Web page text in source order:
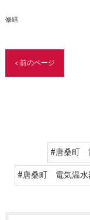
修繕
< 前のページ
#唐桑町
#唐桑町 電気温